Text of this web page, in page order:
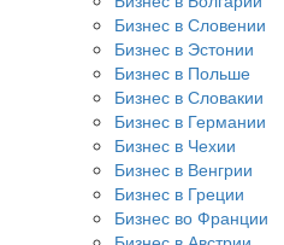
Бизнес в Словении
Бизнес в Эстонии
Бизнес в Польше
Бизнес в Словакии
Бизнес в Германии
Бизнес в Чехии
Бизнес в Венгрии
Бизнес в Греции
Бизнес во Франции